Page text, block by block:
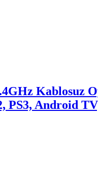
Kablosuz
PS3, Android